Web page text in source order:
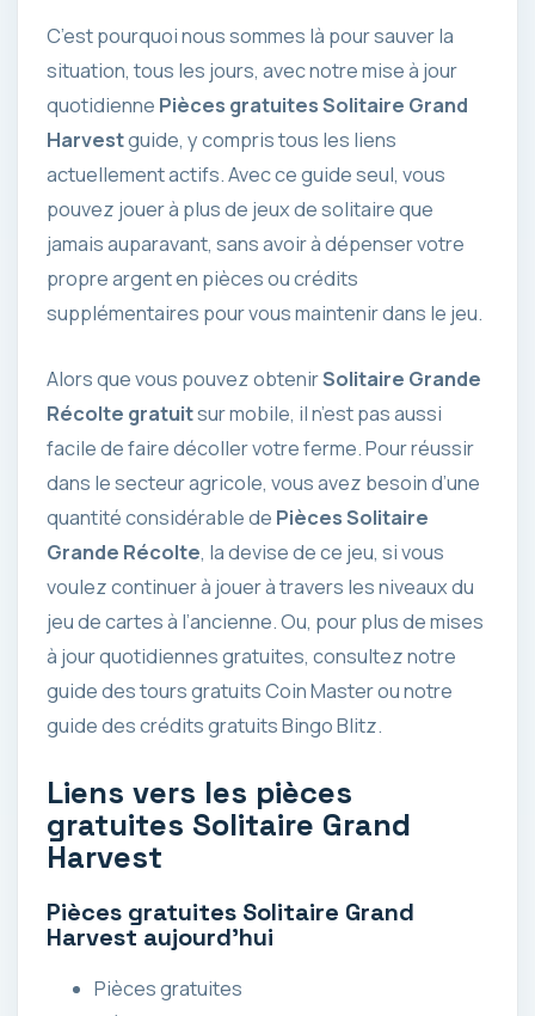
C’est pourquoi nous sommes là pour sauver la
situation, tous les jours, avec notre mise à jour
quotidienne Pièces gratuites Solitaire Grand
Harvestguide, y compris tous les liens
actuellement actifs. Avec ce guide seul, vous
pouvez jouer à plus de jeux de solitaire que
jamais auparavant, sans avoir à dépenser votre
propre argent en pièces ou crédits
supplémentaires pour vous maintenir dans le jeu.
Alors que vous pouvez obtenirSolitaire Grande
Récolte gratuitsur mobile, il n’est pas aussi
facile de faire décoller votre ferme. Pour réussir
dans le secteur agricole, vous avez besoin d’une
quantité considérable de Pièces Solitaire
Grande Récolte, la devise de ce jeu, si vous
voulez continuer à jouer à travers les niveaux du
jeu de cartes à l’ancienne. Ou, pour plus de mises
à jour quotidiennes gratuites, consultez notre
guide des tours gratuits Coin Master ou notre
guide des crédits gratuits Bingo Blitz.
Liens vers les pièces
gratuites Solitaire Grand
Harvest
Pièces gratuites Solitaire Grand
Harvest aujourd’hui
Pièces gratuites